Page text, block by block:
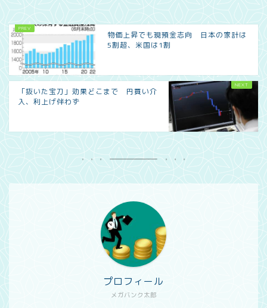
物価上昇でも現預金志向 日本の家計は
5割超、米国は1割
「抜いた宝刀」効果どこまで 円買い介
入、利上げ伴わず
メガバンク太郎
プロフィール